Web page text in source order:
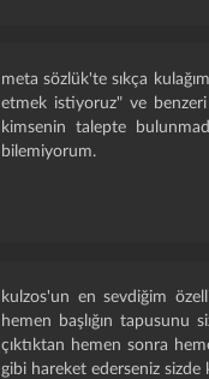
meta sözlük'te sıkça
etmek istiyoruz" ve
kimsenin talepte
bilemiyorum.
kulzos'un en sevdiğim
hemen başlığın tapusunu
çıktıktan hemen sonra
gibi hareket ederseniz sizde